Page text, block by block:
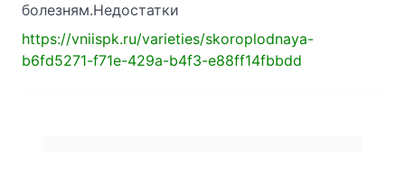
болезням.Недостатки
https://vniispk.ru/varieties/skoroplodnaya-
b6fd5271-f71e-429a-b4f3-e88ff14fbbdd